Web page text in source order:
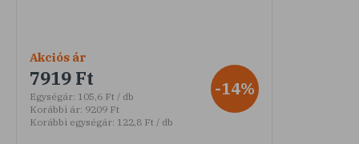
Akciós ár
7919 Ft
Egységár: 105,6 Ft / db
Korábbi ár: 9209 Ft
Korábbi egységár: 122,8 Ft / db
-14%